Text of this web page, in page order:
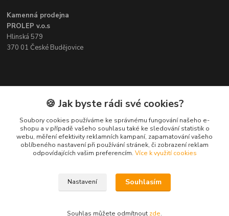
Kamenná prodejna
PROLEP v.o.s
Hlinská 579
370 01 České Budějovice
Kontakt
Pavel Šedivý
+420 602 148 895
Pracovní doba PO - PÁ: 8,00-16,30
🍪 Jak byste rádi své cookies?
Soubory cookies používáme ke správnému fungování našeho e-
shopu a v případě vašeho souhlasu také ke sledování statistik o
webu, měření efektivity reklamních kampaní, zapamatování vašeho
oblíbeného nastavení při používání stránek, či zobrazení reklam
odpovídajících vašim preferencím. Více k využití cookies
Nastavení Souhlasím
Souhlas můžete odmítnout zde.